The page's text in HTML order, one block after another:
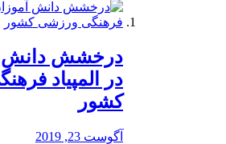
درخشش دانش
در المپیاد
کشور
آگوست 23, 2019